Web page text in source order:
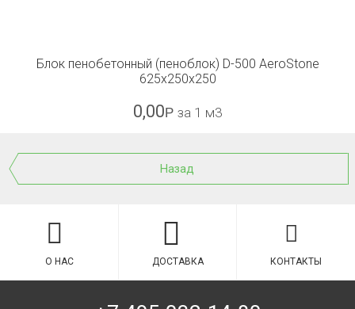
Блок пенобетонный (пеноблок) D-500 AeroStone
625x250x250
0,00Р за 1 м3
Назад
О НАС ДОСТАВКА КОНТАКТЫ